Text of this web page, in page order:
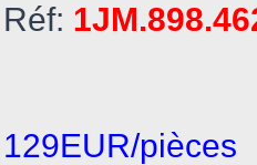
Réf:
129EUR/pièces